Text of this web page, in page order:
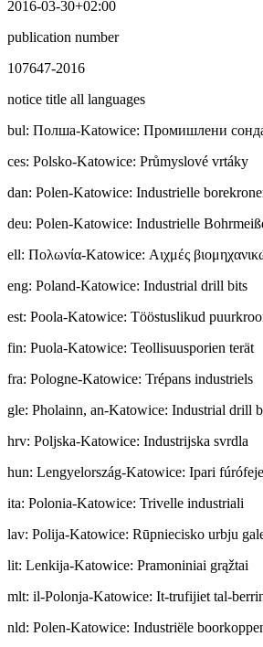
2016-03-30+02:00
publication number
107647-2016
notice title all languages
bul: Полша-Katowice: Промишлени
ces: Polsko-Katowice: Průmyslové vrtáky
dan: Polen-Katowice: Industrielle
deu: Polen-Katowice: Industrielle
ell: Πολωνία-Katowice: Αιχμές
eng: Poland-Katowice: Industrial drill bits
est: Poola-Katowice: Tööstuslikud
fin: Puola-Katowice: Teollisuusporien terät
fra: Pologne-Katowice: Trépans industriels
gle: Pholainn, an-Katowice: Industrial drill
hrv: Poljska-Katowice: Industrijska svrdla
hun: Lengyelország-Katowice: Ipari
ita: Polonia-Katowice: Trivelle industriali
lav: Polija-Katowice: Rūpniecisko urbju
lit: Lenkija-Katowice: Pramoniniai grąžtai
mlt: il-Polonja-Katowice: It-trufijiet tal-
nld: Polen-Katowice: Industriële